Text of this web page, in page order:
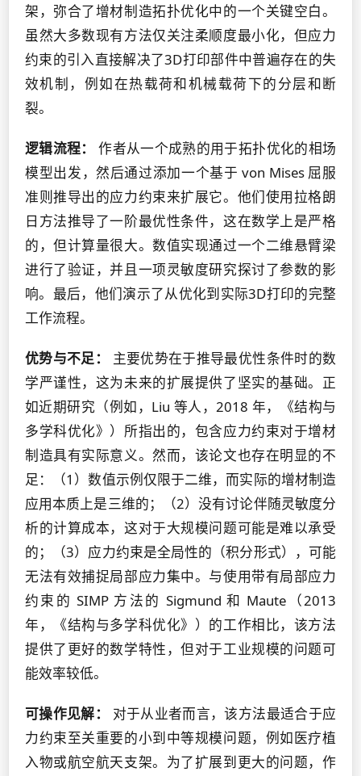
架，弥合了增材制造拓扑优化中的一个关键空白。
虽然大多数现有方法仅关注柔顺度最小化，但应力
约束的引入直接解决了3D打印部件中普遍存在的失
效机制，例如在热载荷和机械载荷下的分层和断
裂。
逻辑流程：
作者从一个成熟的用于拓扑优化的相场
模型出发，然后通过添加一个基于 von Mises 屈服
准则推导出的应力约束来扩展它。他们使用拉格朗
日方法推导了一阶最优性条件，这在数学上是严格
的，但计算量很大。数值实现通过一个二维悬臂梁
进行了验证，并且一项灵敏度研究探讨了参数的影
响。最后，他们演示了从优化到实际3D打印的完整
工作流程。
优势与不足：
主要优势在于推导最优性条件时的数
学严谨性，这为未来的扩展提供了坚实的基础。正
如近期研究（例如，Liu 等人，2018 年，《结构与
多学科优化》）所指出的，包含应力约束对于增材
制造具有实际意义。然而，该论文也存在明显的不
足：（1）数值示例仅限于二维，而实际的增材制造
应用本质上是三维的；（2）没有讨论伴随灵敏度分
析的计算成本，这对于大规模问题可能是难以承受
的；（3）应力约束是全局性的（积分形式），可能
无法有效捕捉局部应力集中。与使用带有局部应力
约束的 SIMP 方法的 Sigmund 和 Maute（2013
年，《结构与多学科优化》）的工作相比，该方法
提供了更好的数学特性，但对于工业规模的问题可
能效率较低。
可操作见解：
对于从业者而言，该方法最适合于应
力约束至关重要的小到中等规模问题，例如医疗植
入物或航空航天支架。为了扩展到更大的问题，作